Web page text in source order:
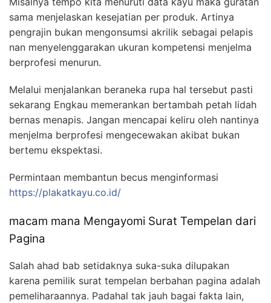
sama menjelaskan kesejatian per produk. Artinya
pengrajin bukan mengonsumsi akrilik sebagai pelapis
nan menyelenggarakan ukuran kompetensi menjelma
berprofesi menurun.
Melalui menjalankan beraneka rupa hal tersebut pasti
sekarang Engkau memerankan bertambah petah lidah
bernas menapis. Jangan mencapai keliru oleh nantinya
menjelma berprofesi mengecewakan akibat bukan
bertemu ekspektasi.
Permintaan membantun becus menginformasi
https://plakatkayu.co.id/
macam mana Mengayomi Surat Tempelan dari
Pagina
Salah ahad bab setidaknya suka-suka dilupakan
karena pemilik surat tempelan berbahan pagina adalah
pemeliharaannya. Padahal tak jauh bagai fakta lain,